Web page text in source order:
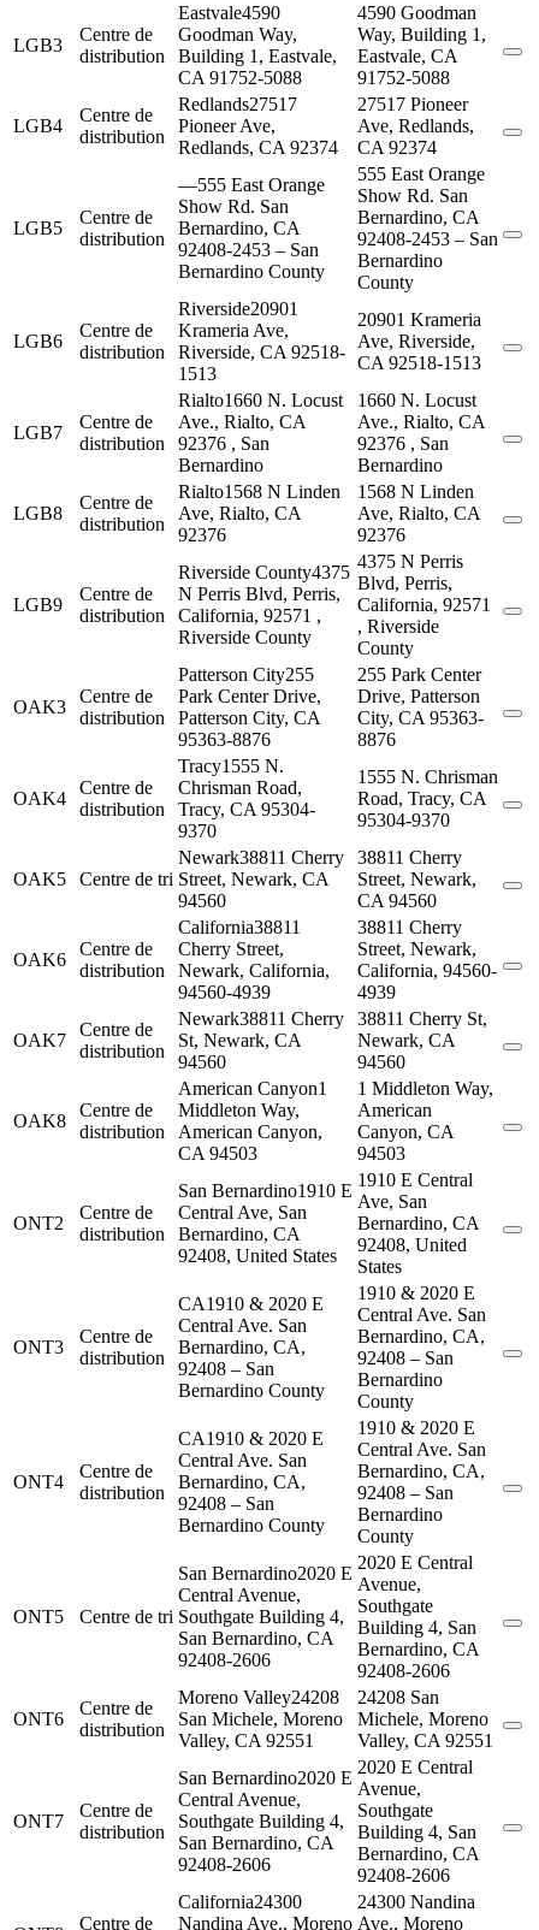
LGB3
Centre de
distribution
Eastvale4590
Goodman Way,
Building 1, Eastvale,
CA 91752-5088
4590 Goodman
Way, Building 1,
Eastvale, CA
91752-5088
LGB4
Centre de
distribution
Redlands27517
Pioneer Ave,
Redlands, CA 92374
27517 Pioneer
Ave, Redlands,
CA 92374
LGB5
Centre de
distribution
—555 East Orange
Show Rd. San
Bernardino, CA
92408-2453 – San
Bernardino County
555 East Orange
Show Rd. San
Bernardino, CA
92408-2453 – San
Bernardino
County
LGB6
Centre de
distribution
Riverside20901
Krameria Ave,
Riverside, CA 92518-
1513
20901 Krameria
Ave, Riverside,
CA 92518-1513
LGB7
Centre de
distribution
Rialto1660 N. Locust
Ave., Rialto, CA
92376 , San
Bernardino
1660 N. Locust
Ave., Rialto, CA
92376 , San
Bernardino
LGB8
Centre de
distribution
Rialto1568 N Linden
Ave, Rialto, CA
92376
1568 N Linden
Ave, Rialto, CA
92376
LGB9
Centre de
distribution
Riverside County4375
N Perris Blvd, Perris,
California, 92571 ,
Riverside County
4375 N Perris
Blvd, Perris,
California, 92571
, Riverside
County
OAK3
Centre de
distribution
Patterson City255
Park Center Drive,
Patterson City, CA
95363-8876
255 Park Center
Drive, Patterson
City, CA 95363-
8876
OAK4
Centre de
distribution
Tracy1555 N.
Chrisman Road,
Tracy, CA 95304-
9370
1555 N. Chrisman
Road, Tracy, CA
95304-9370
OAK5 Centre de tri
Newark38811 Cherry
Street, Newark, CA
94560
38811 Cherry
Street, Newark,
CA 94560
OAK6
Centre de
distribution
California38811
Cherry Street,
Newark, California,
94560-4939
38811 Cherry
Street, Newark,
California, 94560-
4939
OAK7
Centre de
distribution
Newark38811 Cherry
St, Newark, CA
94560
38811 Cherry St,
Newark, CA
94560
OAK8
Centre de
distribution
American Canyon1
Middleton Way,
American Canyon,
CA 94503
1 Middleton Way,
American
Canyon, CA
94503
ONT2
Centre de
distribution
San Bernardino1910 E
Central Ave, San
Bernardino, CA
92408, United States
1910 E Central
Ave, San
Bernardino, CA
92408, United
States
ONT3
Centre de
distribution
CA1910 & 2020 E
Central Ave. San
Bernardino, CA,
92408 – San
Bernardino County
1910 & 2020 E
Central Ave. San
Bernardino, CA,
92408 – San
Bernardino
County
ONT4
Centre de
distribution
CA1910 & 2020 E
Central Ave. San
Bernardino, CA,
92408 – San
Bernardino County
1910 & 2020 E
Central Ave. San
Bernardino, CA,
92408 – San
Bernardino
County
ONT5 Centre de tri
San Bernardino2020 E
Central Avenue,
Southgate Building 4,
San Bernardino, CA
92408-2606
2020 E Central
Avenue,
Southgate
Building 4, San
Bernardino, CA
92408-2606
ONT6
Centre de
distribution
Moreno Valley24208
San Michele, Moreno
Valley, CA 92551
24208 San
Michele, Moreno
Valley, CA 92551
ONT7
Centre de
distribution
San Bernardino2020 E
Central Avenue,
Southgate Building 4,
San Bernardino, CA
92408-2606
2020 E Central
Avenue,
Southgate
Building 4, San
Bernardino, CA
92408-2606
Centre de
California24300
Nandina Ave., Moreno
24300 Nandina
Ave., Moreno